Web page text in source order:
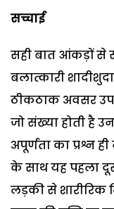
सच्चाई
सही बात आंकड़ों से
बलात्कारी
ठीकठाक अवसर
जो संख्या होती है
अपूर्णता का प्रश्न
के साथ यह पहला
लड़की से शारीरिक